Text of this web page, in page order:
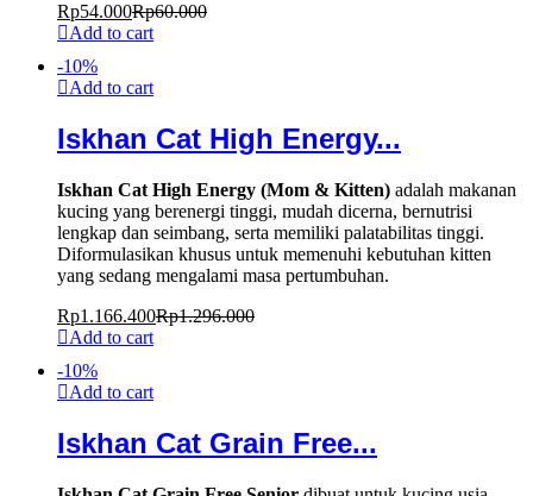
Rp54.000Rp60.000
Add to cart
-10%
Add to cart
Iskhan Cat High Energy...
Iskhan Cat High Energy (Mom & Kitten) adalah makanan
kucing yang berenergi tinggi, mudah dicerna, bernutrisi
lengkap dan seimbang, serta memiliki palatabilitas tinggi.
Diformulasikan khusus untuk memenuhi kebutuhan kitten
yang sedang mengalami masa pertumbuhan.
Rp1.166.400Rp1.296.000
Add to cart
-10%
Add to cart
Iskhan Cat Grain Free...